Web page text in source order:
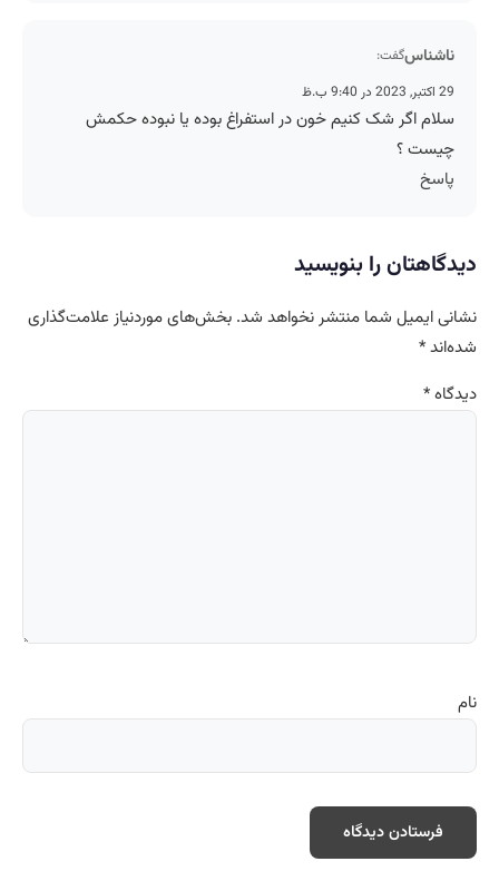
ناشناسگفت:
29 اکتبر, 2023 در 9:40 ب.ظ
سلام اگر شک کنیم خون در استفراغ بوده یا نبوده حکمش
چیست ؟
پاسخ
دیدگاهتان را بنویسید
نشانی ایمیل شما منتشر نخواهد شد. بخش‌های موردنیاز علامت‌گذاری
شده‌اند*
دیدگاه*
نام